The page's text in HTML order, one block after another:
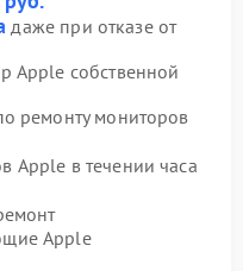
даже при отказе от
Apple собственной
ремонту мониторов
Apple в течении часа
Apple